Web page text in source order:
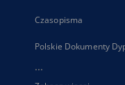
Czasopisma
Polskie Dokumenty
...